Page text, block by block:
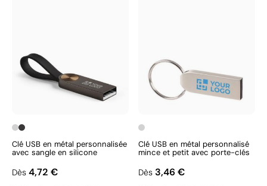
Clé USB en métal personnalisée
avec sangle en silicone
Dès 4,72 €
Clé USB en métal personnalisé
mince et petit avec porte-clés
Dès 3,46 €